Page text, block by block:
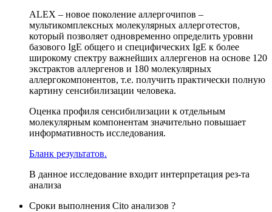
ALEX – новое поколение аллергочипов –
мультикомплексных молекулярных аллерготестов,
который позволяет одновременно определить уровни
базового IgE общего и специфических IgE к более
широкому спектру важнейших аллергенов на основе 120
экстрактов аллергенов и 180 молекулярных
аллергокомпонентов, т.е. получить практически полную
картину сенсибилизации человека.
Оценка профиля сенсибилизации к отдельным
молекулярным компонентам значительно повышает
информативность исследования.
Бланк результатов.
В данное исследование входит интерпретация рез-та
анализа
Сроки выполнения Cito анализов ?